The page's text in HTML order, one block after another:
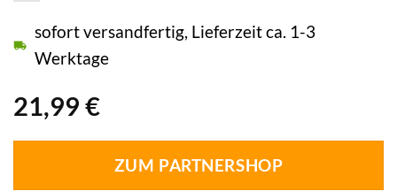
21,99 €
sofort versandfertig, Lieferzeit ca. 1-3
Werktage
ZUM PARTNERSHOP